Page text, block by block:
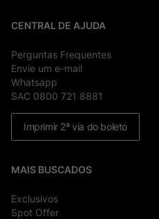
CENTRAL DE AJUDA
Perguntas Frequentes
Envie um e-mail
Whatsapp
SAC 0800 721 8881
Imprimir 2ª via do boleto
MAIS BUSCADOS
Exclusivos
Spot Offer